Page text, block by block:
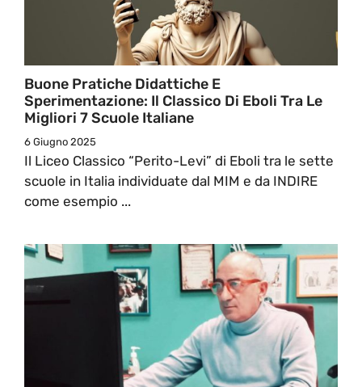
Buone Pratiche Didattiche E
Sperimentazione: Il Classico Di Eboli Tra Le
Migliori 7 Scuole Italiane
6 Giugno 2025
Il Liceo Classico “Perito-Levi” di Eboli tra le sette
scuole in Italia individuate dal MIM e da INDIRE
come esempio ...